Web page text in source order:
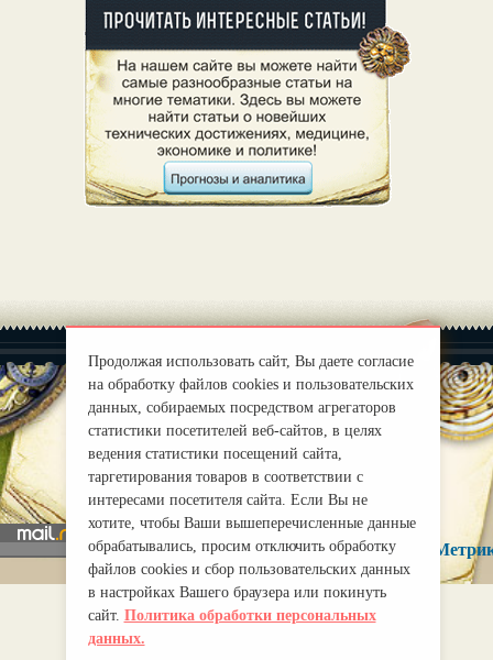
О нас
mirprognoz@mail.ru
Продолжая использовать сайт, Вы даете согласие
на обработку файлов cookies и пользовательских
данных, собираемых посредством агрегаторов
статистики посетителей веб-сайтов, в целях
ведения статистики посещений сайта,
таргетирования товаров в соответствии с
интересами посетителя сайта. Если Вы не
хотите, чтобы Ваши вышеперечисленные данные
обрабатывались, просим отключить обработку
файлов cookies и сбор пользовательских данных
в настройках Вашего браузера или покинуть
сайт. Политика обработки персональных
данных.